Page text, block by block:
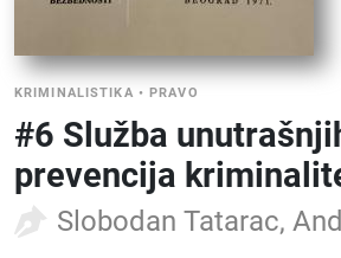
KRIMINALISTIKA •PRAVO
#6 Služba
prevencija
Slobodan Tatarac,